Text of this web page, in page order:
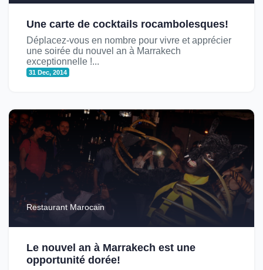
Une carte de cocktails rocambolesques!
Déplacez-vous en nombre pour vivre et apprécier
une soirée du nouvel an à Marrakech
exceptionnelle !...
31 Dec, 2014
Restaurant Marocain
Le nouvel an à Marrakech est une
opportunité dorée!